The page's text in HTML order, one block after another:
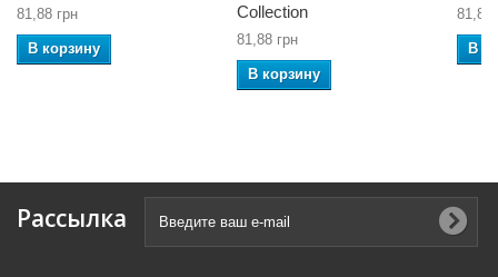
81,88 грн
В корзину
Collection
81,88 грн
В корзину
81,88
В
Рассылка